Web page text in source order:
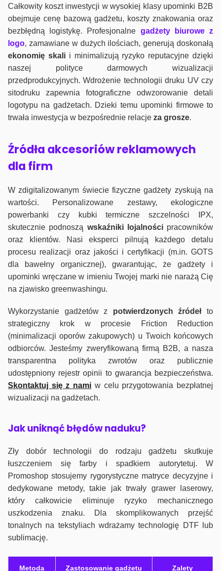
Całkowity koszt inwestycji w wysokiej klasy upominki B2B
obejmuje cenę bazową gadżetu, koszty znakowania oraz
bezbłędną logistykę. Profesjonalne gadżety biurowe z
logo, zamawiane w dużych ilościach, generują doskonałą
ekonomię skalii minimalizują ryzyko reputacyjne dzięki
naszej polityce darmowych wizualizacji
przedprodukcyjnych. Wdrożenie technologii druku UV czy
sitodruku zapewnia fotograficzne odwzorowanie detali
logotypu na gadżetach. Dzieki temu upominki firmowe to
trwała inwestycja w bezpośrednie relacje za grosze.
Źródła akcesoriów reklamowych
dla firm
W zdigitalizowanym świecie fizyczne gadżety zyskują na
wartości. Personalizowane zestawy, ekologiczne
powerbanki czy kubki termiczne szczelności IPX,
skutecznie podnoszą wskaźniki lojalnościpracowników
oraz klientów. Nasi eksperci pilnują każdego detalu
procesu realizacji oraz jakości i certyfikacji (m.in. GOTS
dla bawełny organicznej), gwarantując, że gadżety i
upominki wręczane w imieniu Twojej marki nie narażą Cię
na zjawisko greenwashingu.
Wykorzystanie gadżetów z potwierdzonych źródełto
strategiczny krok w procesie Friction Reduction
(minimalizacji oporów zakupowych) u Twoich końcowych
odbiorców. Jesteśmy zweryfikowaną firmą B2B, a nasza
transparentna polityka zwrotów oraz publicznie
udostępniony rejestr opinii to gwarancja bezpieczeństwa.
Skontaktuj się z nami w celu przygotowania bezpłatnej
wizualizacji na gadżetach.
Jak uniknąć błędów naduku?
Zły dobór technologii do rodzaju gadżetu skutkuje
łuszczeniem się farby i spadkiem autorytetuj. W
Promoshop stosujemy rygorystyczne matryce decyzyjne i
dedykowane metody, takie jak trwały grawer laserowy,
który całkowicie eliminuje ryzyko mechanicznego
uszkodzenia znaku. Dla skomplikowanych przejść
tonalnych na tekstyliach wdrażamy technologię DTF lub
sublimację.
Metoda Zastosowanie gadżetu Zalety